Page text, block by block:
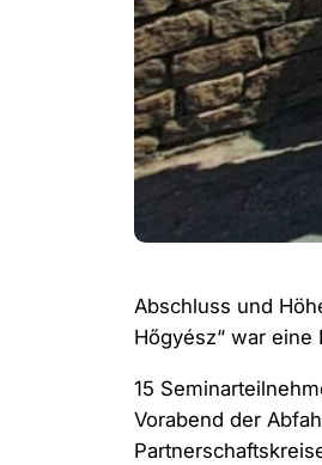
Abschluss und
Hőgyész“ war
15
Vorabend der